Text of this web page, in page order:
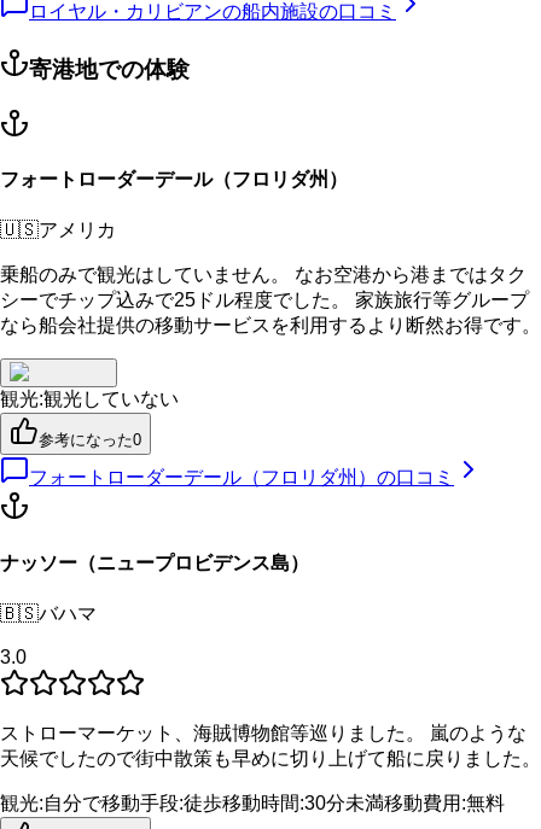
ロイヤル・カリビアンの船内施設の口コミ
寄港地での体験
フォートローダーデール（フロリダ州）
🇺🇸アメリカ
乗船のみで観光はしていません。 なお空港から港まではタク
シーでチップ込みで25ドル程度でした。 家族旅行等グループ
なら船会社提供の移動サービスを利用するより断然お得です。
観光:観光していない
参考になった0
フォートローダーデール（フロリダ州） の口コミ
ナッソー（ニュープロビデンス島）
🇧🇸バハマ
3.0
ストローマーケット、海賊博物館等巡りました。 嵐のような
天候でしたので街中散策も早めに切り上げて船に戻りました。
観光:自分で移動手段:徒歩移動時間:30分未満移動費用 :無料